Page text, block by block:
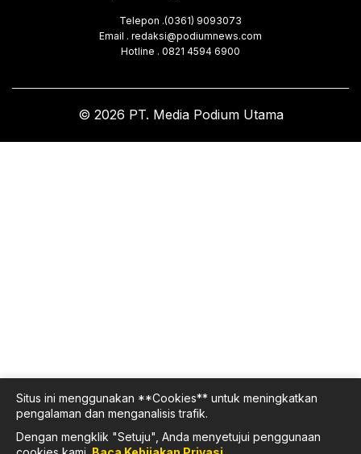
Telepon .(0361) 9093073
Email . redaksi@podiumnews.com
Hotline . 0821 4594 6900
© 2026 PT. Media Podium Utama
Situs ini menggunakan **Cookies** untuk meningkatkan
pengalaman dan menganalisis trafik.
Dengan mengklik "Setuju", Anda menyetujui penggunaan